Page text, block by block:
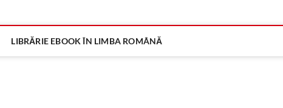
LIBRĂRIE EBOOK ÎN LIMBA ROMÂNĂ